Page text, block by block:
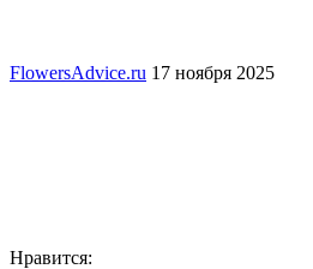
FlowersAdvice.ru 17 ноября 2025
Нравится: